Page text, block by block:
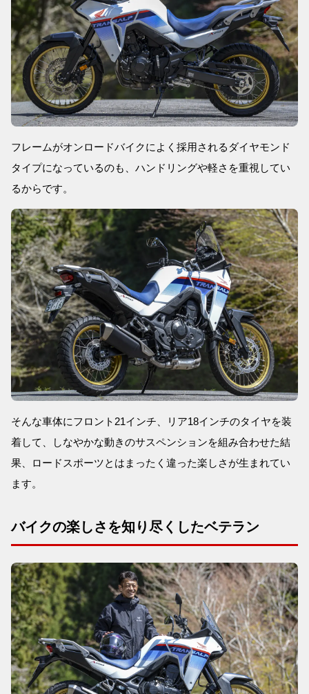
フレームがオンロードバイクによく採用されるダイヤモンド
タイプになっているのも、ハンドリングや軽さを重視してい
るからです。
そんな車体にフロント21インチ、リア18インチのタイヤを装
着して、しなやかな動きのサスペンションを組み合わせた結
果、ロードスポーツとはまったく違った楽しさが生まれてい
ます。
バイクの楽しさを知り尽くしたベテラン